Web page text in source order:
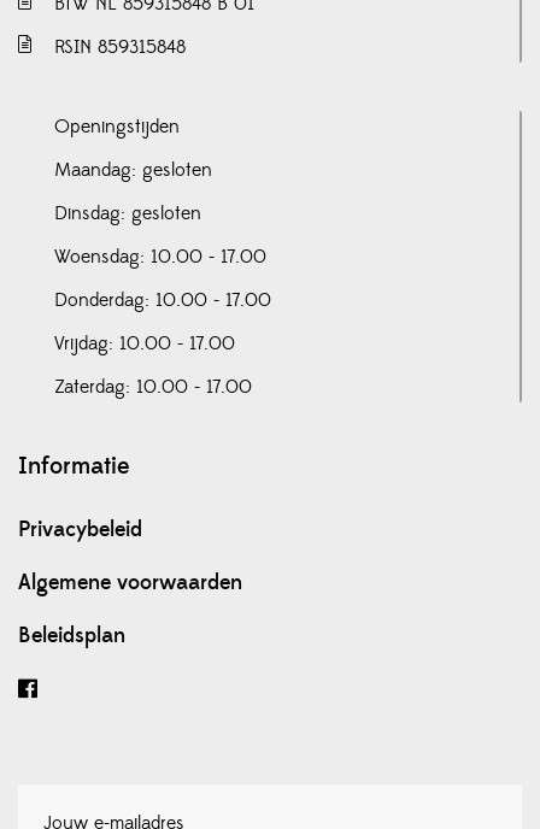
RSIN 859315848
Openingstijden
Maandag: gesloten
Dinsdag: gesloten
Woensdag: 10.00 - 17.00
Donderdag: 10.00 - 17.00
Vrijdag: 10.00 - 17.00
Zaterdag: 10.00 - 17.00
Informatie
Privacybeleid
Algemene voorwaarden
Beleidsplan